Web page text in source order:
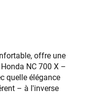
offre une
NC 700 X –
quelle élégance
– à l'inverse